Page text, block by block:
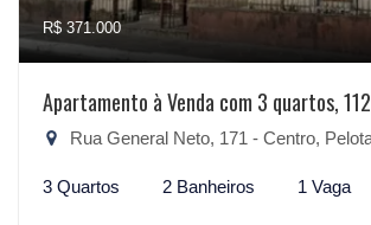
R$ 371.000
Apartamento à Venda com 3 quartos,
Rua General Neto, 171 - Centro,
3 Quartos 2 Banheiros 1 Vaga